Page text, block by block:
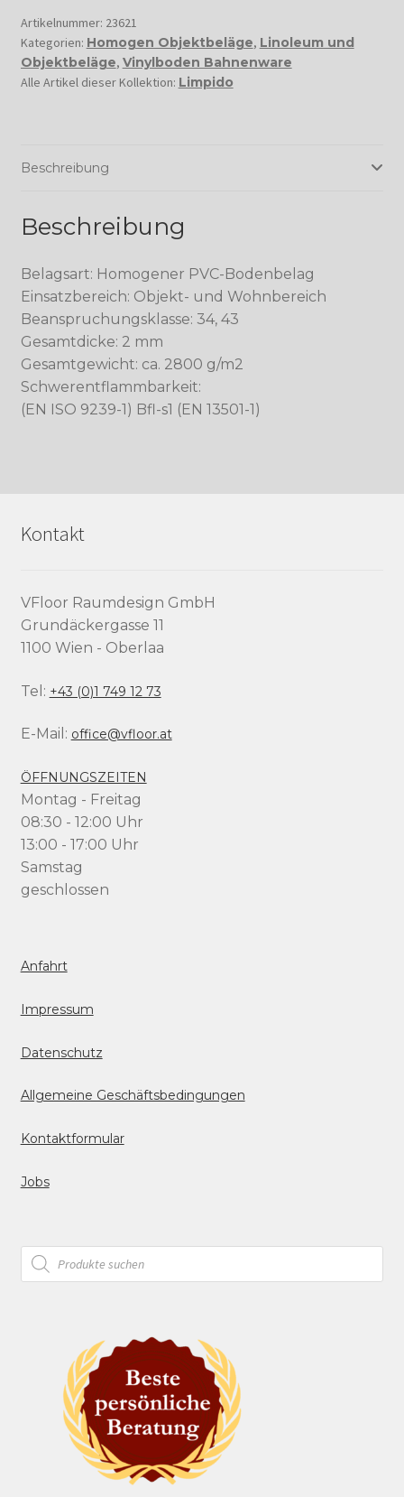
Artikelnummer: 23621
Kategorien: Homogen Objektbeläge, Linoleum und
Objektbeläge, Vinylboden Bahnenware
Alle Artikel dieser Kollektion: Limpido
Beschreibung
Beschreibung
Belagsart: Homogener PVC-Bodenbelag
Einsatzbereich: Objekt- und Wohnbereich
Beanspruchungsklasse: 34, 43
Gesamtdicke: 2 mm
Gesamtgewicht: ca. 2800 g/m2
Schwerentflammbarkeit:
(EN ISO 9239-1) Bfl-s1 (EN 13501-1)
Kontakt
VFloor Raumdesign GmbH
Grundäckergasse 11
1100 Wien - Oberlaa
Tel: +43 (0)1 749 12 73
E-Mail: office@vfloor.at
ÖFFNUNGSZEITEN
Montag - Freitag
08:30 - 12:00 Uhr
13:00 - 17:00 Uhr
Samstag
geschlossen
Anfahrt
Impressum
Datenschutz
Allgemeine Geschäftsbedingungen
Kontaktformular
Jobs
Products
search